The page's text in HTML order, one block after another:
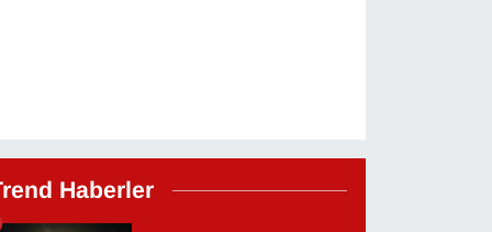
Haberler